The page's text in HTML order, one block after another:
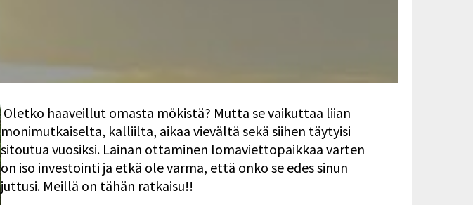
Oletko haaveillut omasta mökistä? Mutta se vaikuttaa liian
monimutkaiselta, kalliilta, aikaa vievältä sekä siihen täytyisi
sitoutua vuosiksi. Lainan ottaminen lomaviettopaikkaa varten
on iso investointi ja etkä ole varma, että onko se edes sinun
juttusi. Meillä on tähän ratkaisu!!